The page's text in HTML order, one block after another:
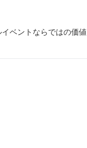
ベントならではの価値